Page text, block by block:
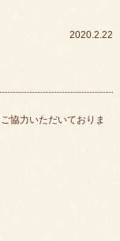
2020.2.22
協力いただいておりま